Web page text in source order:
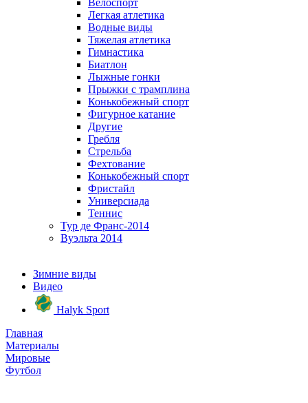
Велоспорт
Легкая атлетика
Водные виды
Тяжелая атлетика
Гимнастика
Биатлон
Лыжные гонки
Прыжки с трамплина
Конькобежный спорт
Фигурное катание
Другие
Гребля
Стрельба
Фехтование
Конькобежный спорт
Фристайл
Универсиада
Теннис
Тур де Франс-2014
Вуэльта 2014
Зимние виды
Видео
Halyk Sport
Главная
Материалы
Мировые
Футбол